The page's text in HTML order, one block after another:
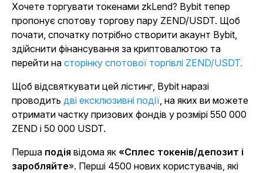
Хочете торгувати токенами zkLend? Bybit тепер
пропонує спотову торгову пару ZEND/USDT. Щоб
почати, спочатку потрібно створити акаунт Bybit,
здійснити фінансування за криптовалютою та
перейти на сторінку спотової торгівлі ZEND/USDT.
Щоб відсвяткувати цей лістинг, Bybit наразі
проводить дві ексклюзивні події, на яких ви можете
отримати частку призових фондів у розмірі 550 000
ZEND і 50 000 USDT.
Перша подія відома як «Сплес токенів/депозит і
заробляйте». Перші 4500 нових користувачів, які